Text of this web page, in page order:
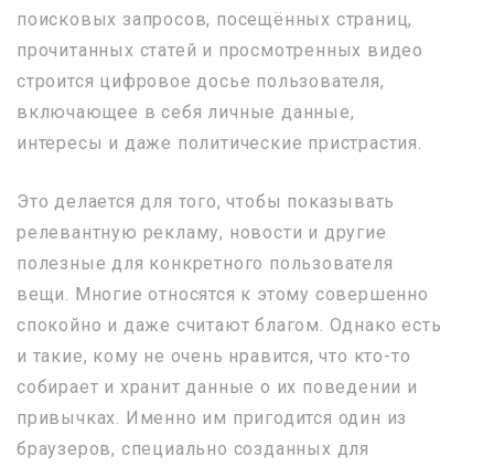
поисковых запросов, посещённых страниц,
прочитанных статей и просмотренных видео
строится цифровое досье пользователя,
включающее в себя личные данные,
интересы и даже политические пристрастия.
Это делается для того, чтобы показывать
релевантную рекламу, новости и другие
полезные для конкретного пользователя
вещи. Многие относятся к этому совершенно
спокойно и даже считают благом. Однако есть
и такие, кому не очень нравится, что кто-то
собирает и хранит данные о их поведении и
привычках. Именно им пригодится один из
браузеров, специально созданных для